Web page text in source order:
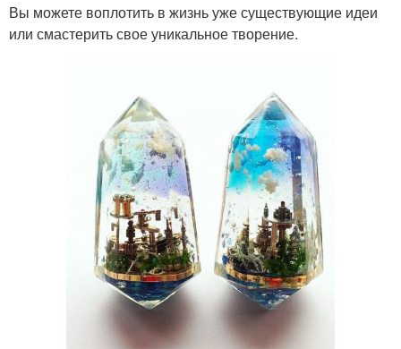
Вы можете воплотить в жизнь уже существующие идеи
или смастерить свое уникальное творение.